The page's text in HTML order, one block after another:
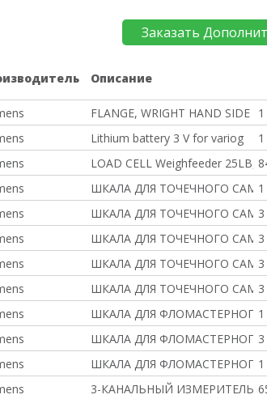
Заказать
Описание
FLANGE, WRIGHT HAND SIDE
Lithium battery 3 V for variog
LOAD CELL Weighfeeder 25LB,
ШКАЛА ДЛЯ ТОЧЕЧНОГО
ШКАЛА ДЛЯ ТОЧЕЧНОГО
ШКАЛА ДЛЯ ТОЧЕЧНОГО
ШКАЛА ДЛЯ ТОЧЕЧНОГО
ШКАЛА ДЛЯ ТОЧЕЧНОГО
ШКАЛА ДЛЯ ФЛОМАСТЕРНОГО
ШКАЛА ДЛЯ ФЛОМАСТЕРНОГО
ШКАЛА ДЛЯ ФЛОМАСТЕРНОГО
3-КАНАЛЬНЫЙ